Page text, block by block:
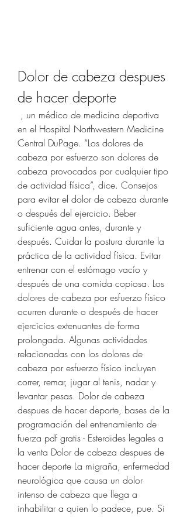
Dolor de cabeza despues
de hacer deporte
en el Hospital Northwestern Medicine
Central DuPage. “Los dolores de
cabeza por esfuerzo son dolores de
cabeza provocados por cualquier tipo
de actividad física”, dice. Consejos
para evitar el dolor de cabeza durante
o después del ejercicio. Beber
suficiente agua antes, durante y
después. Cuidar la postura durante la
práctica de la actividad física. Evitar
entrenar con el estómago vacío y
después de una comida copiosa. Los
dolores de cabeza por esfuerzo físico
ocurren durante o después de hacer
ejercicios extenuantes de forma
prolongada. Algunas actividades
relacionadas con los dolores de
cabeza por esfuerzo físico incluyen
correr, remar, jugar al tenis, nadar y
levantar pesas. Dolor de cabeza
despues de hacer deporte, bases de la
programación del entrenamiento de
fuerza pdf gratis - Esteroides legales a
la venta Dolor de cabeza despues de
hacer deporte La migraña, enfermedad
neurológica que causa un dolor
intenso de cabeza que llega a
inhabilitar a quien lo padece, pue. Si